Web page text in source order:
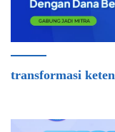
transformasi